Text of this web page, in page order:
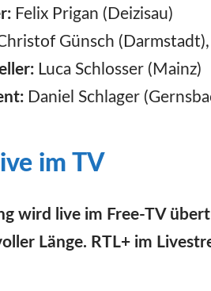
Felix Prigan (Deizisau)
Günsch
Luca Schlosser (Mainz)
Daniel Schlager
im TV
wird live im Free-TV
Länge. RTL+ im